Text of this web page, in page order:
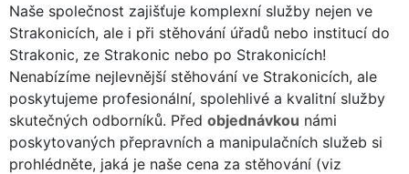
Naše společnost zajišťuje komplexní služby nejen ve
Strakonicích, ale i při stěhování úřadů nebo institucí do
Strakonic, ze Strakonic nebo po Strakonicích!
Nenabízíme nejlevnější stěhování ve Strakonicích, ale
poskytujeme profesionální, spolehlivé a kvalitní služby
skutečných odborníků. Před objednávkou námi
poskytovaných přepravních a manipulačních služeb si
prohlédněte, jaká je naše cena za stěhování (viz